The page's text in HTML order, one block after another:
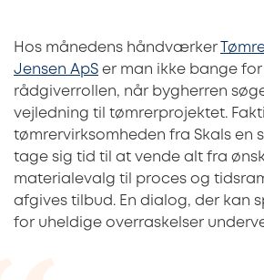
Hos månedens håndværker
Jensen ApS er man ikke bange
rådgiverrollen, når bygherren
vejledning til tømrerprojektet.
tømrervirksomheden fra Skals en
tage sig tid til at vende alt fra
materialevalg til proces og
afgives tilbud. En dialog, der kan
for uheldige overraskelser